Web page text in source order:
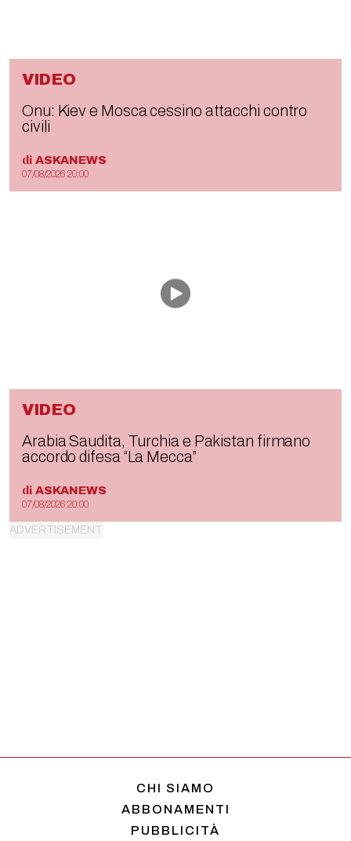
VIDEO
Onu: Kiev e Mosca cessino attacchi contro
civili
di ASKANEWS
07/08/2026 20:00
VIDEO
Arabia Saudita, Turchia e Pakistan firmano
accordo difesa “La Mecca”
di ASKANEWS
07/08/2026 20:00
CHI SIAMO
ABBONAMENTI
PUBBLICITÀ